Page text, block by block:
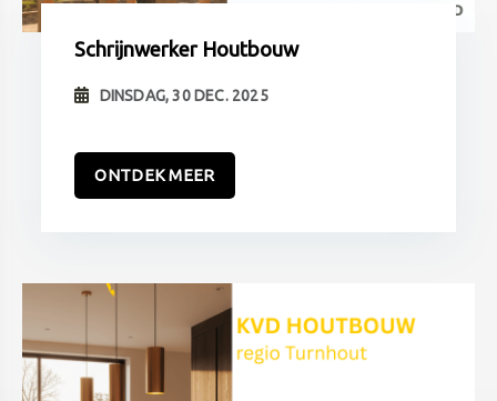
Schrijnwerker Houtbouw
DINSDAG, 30 DEC. 2025
ONTDEK MEER